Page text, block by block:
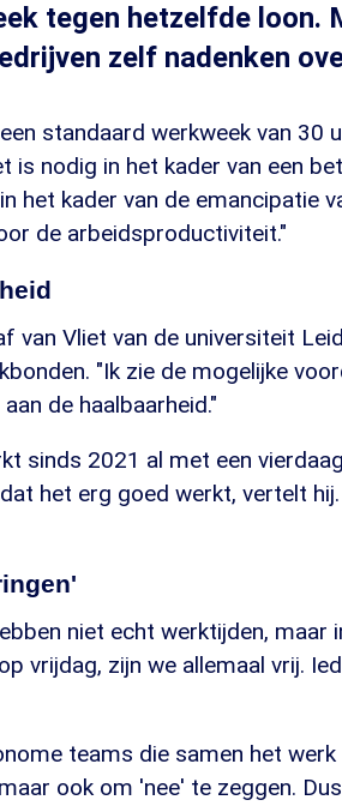
tegen hetzelfde loon.
zelf nadenken
standaard werkweek van 30
is nodig in het kader van een
het kader van de emancipatie
de arbeidsproductiviteit."
van Vliet van de universiteit
"Ik zie de mogelijke
de haalbaarheid."
sinds 2021 al met een
het erg goed werkt, vertelt
niet echt werktijden, maar
vrijdag, zijn we allemaal vrij.
teams die samen het
ook om 'nee' te zeggen.